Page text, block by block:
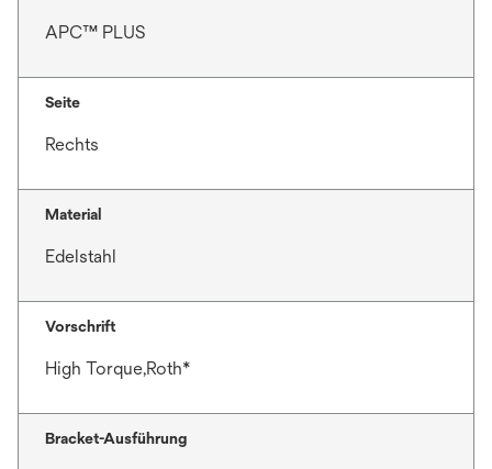
APC™ PLUS
Seite
Rechts
Material
Edelstahl
Vorschrift
High Torque,Roth*
Bracket-Ausführung